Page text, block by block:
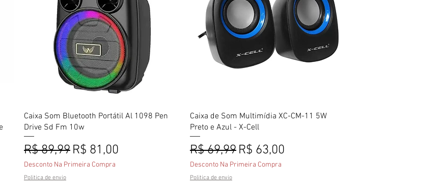
Visualização rápida
Caixa Som Bluetooth Portátil Al 1098 Pen
Drive Sd Fm 10w
Preço normal
R$ 89,99 Preço promocional
R$ 81,00
Desconto Na Primeira Compra
Politica de envio
Visualização rápida
Caixa de Som Multimídia XC-CM-11 5W
Preto e Azul - X-Cell
Preço normal
R$ 69,99 Preço promocional
R$ 63,00
Desconto Na Primeira Compra
Politica de envio